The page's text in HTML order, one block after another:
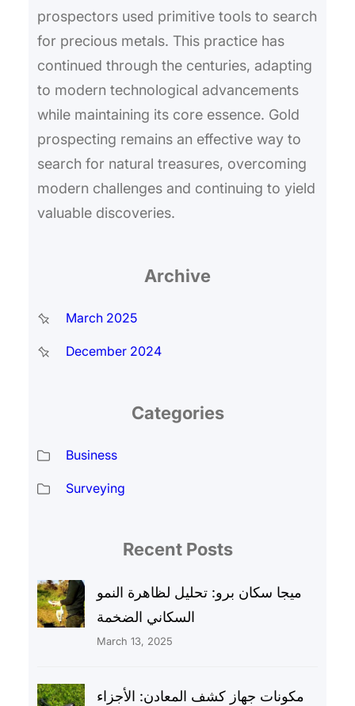
prospectors used primitive tools to search
for precious metals. This practice has
continued through the centuries, adapting
to modern technological advancements
while maintaining its core essence. Gold
prospecting remains an effective way to
search for natural treasures, overcoming
modern challenges and continuing to yield
valuable discoveries.
Archive
March 2025
December 2024
Categories
Business
Surveying
Recent Posts
ميجا سكان برو: تحليل لظاهرة النمو
السكاني الضخمة
March 13, 2025
مكونات جهاز كشف المعادن: الأجزاء